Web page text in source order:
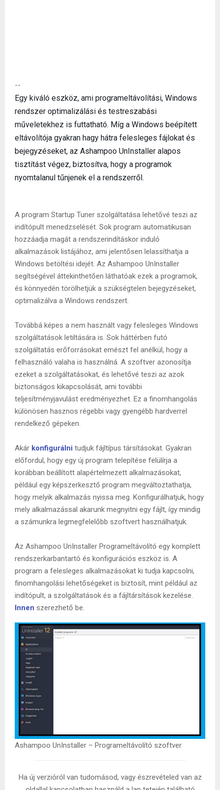
--
Egy kiváló eszköz, ami programeltávolítási, Windows
rendszer optimalizálási és testreszabási
műveletekhez is futtatható. Míg a Windows beépített
eltávolítója gyakran hagy hátra felesleges fájlokat és
bejegyzéseket, az Ashampoo UnInstaller alapos
tisztítást végez, biztosítva, hogy a programok
nyomtalanul tűnjenek el a rendszerről.
A program Startup Tuner szolgáltatása lehetővé teszi az
indítópult menedzselését. Sok program automatikusan
hozzáadja magát a rendszerindításkor induló
alkalmazások listájához, ami jelentősen lelassíthatja a
Windows betöltési idejét. Az Ashampoo UnInstaller
segítségével áttekinthetően láthatóak ezek a programok,
és könnyedén törölhetjük a szükségtelen bejegyzéseket,
optimalizálva a Windows rendszert.
Továbbá képes a nem használt vagy felesleges Windows
szolgáltatások letiltására is. Sok háttérben futó
szolgáltatás erőforrásokat emészt fel anélkül, hogy a
felhasználó valaha is használná. A szoftver azonosítja
ezeket a szolgáltatásokat, és lehetővé teszi az azok
biztonságos kikapcsolását, ami további
teljesítményjavulást eredményezhet. Ez a finomhangolás
különösen hasznos régebbi vagy gyengébb hardverrel
rendelkező gépeken.
Akár konfigurálni tudjuk fájltípus társításokat. Gyakran
előfordul, hogy egy új program telepítése felülírja a
korábban beállított alapértelmezett alkalmazásokat,
például egy képszerkesztő program megváltoztathatja,
hogy melyik alkalmazás nyissa meg. Konfigurálhatjuk, hogy
mely alkalmazással akarunk megnyitni egy fájlt, így mindig
a számunkra legmegfelelőbb szoftvert használhatjuk.
Az Ashampoo UnInstaller Programeltávolító egy komplett
rendszerkarbantartó és konfigurációs eszköz is. A
program a felesleges alkalmazásokat ki tudja kapcsolni,
finomhangolási lehetőségeket is biztosít, mint például az
indítópult, a szolgáltatások és a fájltársítások kezelése.
Innen szerezhető be.
Ashampoo UnInstaller – Programeltávolító szoftver
Ha új verzióról van tudomásod, vagy észrevételed van az